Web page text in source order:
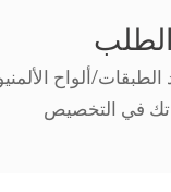
ألواح